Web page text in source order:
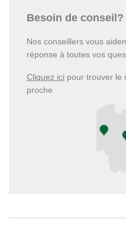
Besoin de conseil?
Nos conseillers vous
réponse à toutes vos
Cliquez ici pour trouver le
proche